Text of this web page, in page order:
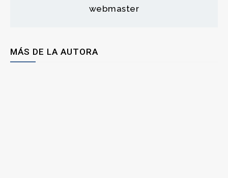
webmaster
MÁS DE LA AUTORA